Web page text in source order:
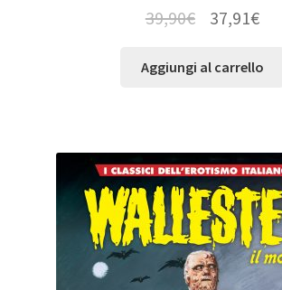
39,90€ 37,91€
Aggiungi al carrello